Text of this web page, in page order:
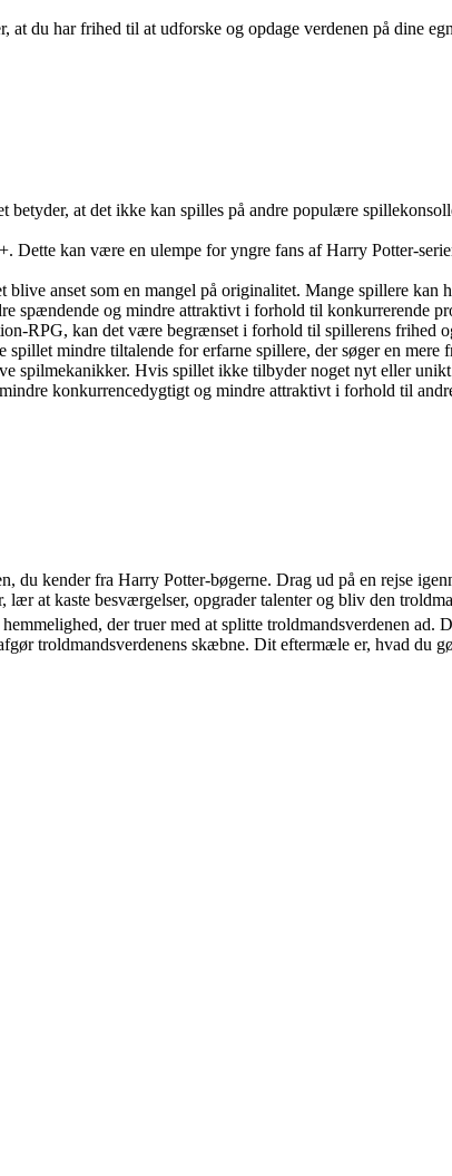
du har frihed til at udforske og opdage verdenen på dine
at det ikke kan spilles på andre populære
Dette kan være en ulempe for yngre fans af Harry Potter-
anset som en mangel på originalitet. Mange spillere kan
spændende og mindre attraktivt i forhold til konkurrerende
RPG, kan det være begrænset i forhold til spillerens frihed
mindre tiltalende for erfarne spillere, der søger en mere
spilmekanikker. Hvis spillet ikke tilbyder noget nyt eller
konkurrencedygtigt og mindre attraktivt i forhold til
kender fra Harry Potter-bøgerne. Drag ud på en rejse
at kaste besværgelser, opgrader talenter og bliv den
der truer med at splitte troldmandsverdenen ad.
troldmandsverdenens skæbne. Dit eftermæle er, hvad du